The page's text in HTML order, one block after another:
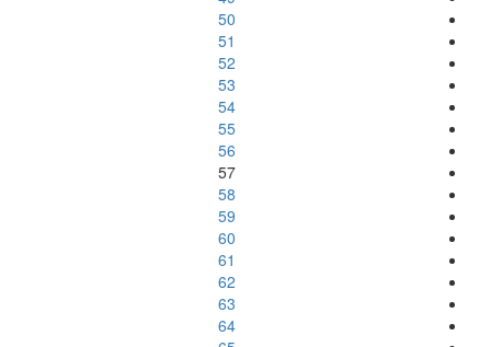
50
51
52
53
54
55
56
57
58
59
60
61
62
63
64